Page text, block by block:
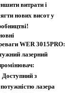
витрати і
нових висот у
WER 3015PRO:
лазерний
Доступний з
потужністю лазера